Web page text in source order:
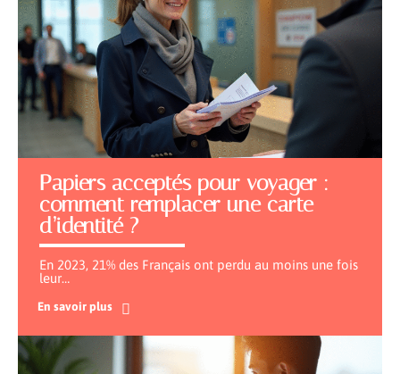
Papiers acceptés pour voyager :
comment remplacer une carte
d’identité ?
En 2023, 21% des Français ont perdu au moins une fois
leur…
En savoir plus